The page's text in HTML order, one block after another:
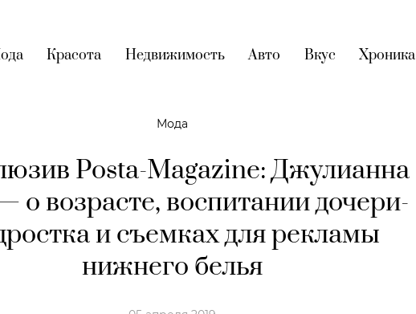
(current)
Красота (current)
Недвижимость(current)
Авто (current)
Вкус (current)
Хроника
Мода
Posta-Magazine: Джулианна
о возрасте, воспитании дочери-
и съемках для рекламы
нижнего белья